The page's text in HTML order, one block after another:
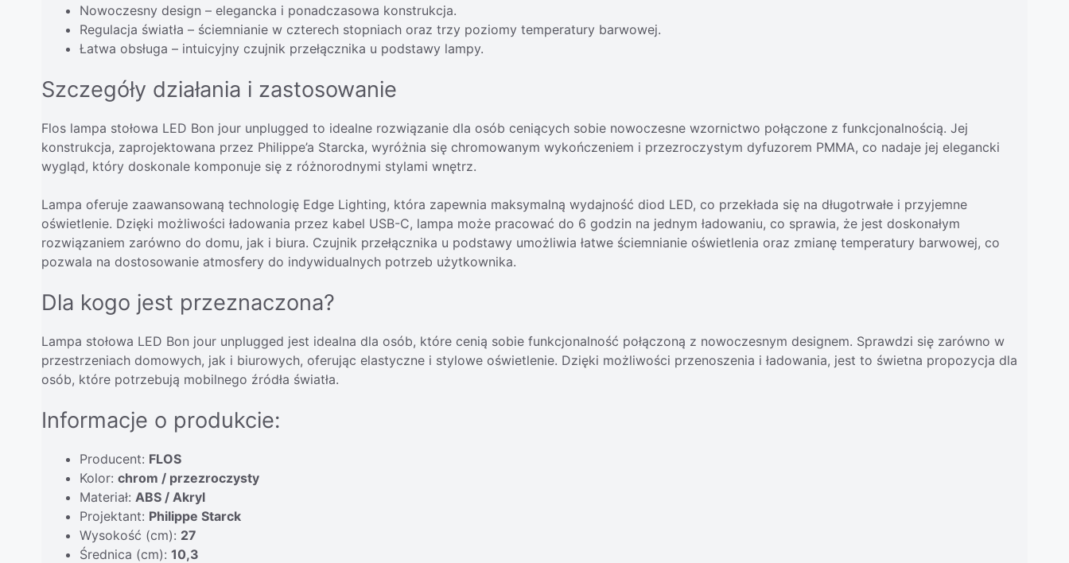
Nowoczesny design – elegancka i ponadczasowa konstrukcja.
Regulacja światła – ściemnianie w czterech stopniach oraz trzy poziomy temperatury barwowej.
Łatwa obsługa – intuicyjny czujnik przełącznika u podstawy lampy.
Szczegóły działania i zastosowanie
Flos lampa stołowa LED Bon jour unplugged to idealne rozwiązanie dla osób ceniących sobie nowoczesne wzornictwo połączone z funkcjonalnością. Jej
konstrukcja, zaprojektowana przez Philippe’a Starcka, wyróżnia się chromowanym wykończeniem i przezroczystym dyfuzorem PMMA, co nadaje jej elegancki
wygląd, który doskonale komponuje się z różnorodnymi stylami wnętrz.
Lampa oferuje zaawansowaną technologię Edge Lighting, która zapewnia maksymalną wydajność diod LED, co przekłada się na długotrwałe i przyjemne
oświetlenie. Dzięki możliwości ładowania przez kabel USB-C, lampa może pracować do 6 godzin na jednym ładowaniu, co sprawia, że jest doskonałym
rozwiązaniem zarówno do domu, jak i biura. Czujnik przełącznika u podstawy umożliwia łatwe ściemnianie oświetlenia oraz zmianę temperatury barwowej, co
pozwala na dostosowanie atmosfery do indywidualnych potrzeb użytkownika.
Dla kogo jest przeznaczona?
Lampa stołowa LED Bon jour unplugged jest idealna dla osób, które cenią sobie funkcjonalność połączoną z nowoczesnym designem. Sprawdzi się zarówno w
przestrzeniach domowych, jak i biurowych, oferując elastyczne i stylowe oświetlenie. Dzięki możliwości przenoszenia i ładowania, jest to świetna propozycja dla
osób, które potrzebują mobilnego źródła światła.
Informacje o produkcie:
Producent: FLOS
Kolor: chrom / przezroczysty
Materiał: ABS / Akryl
Projektant: Philippe Starck
Wysokość (cm): 27
Średnica (cm): 10,3